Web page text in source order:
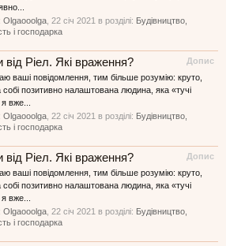
Olgaooolga 22 січ 2021 в розділі: Будівництво,
і господарка
Допис
Ріел. Які враження?
ваші повідомлення, тим більше розумію: круто,
собі позитивно налаштована людина, яка «тучі
вже...
Olgaooolga 22 січ 2021 в розділі: Будівництво,
і господарка
Допис
Ріел. Які враження?
ваші повідомлення, тим більше розумію: круто,
собі позитивно налаштована людина, яка «тучі
вже...
Olgaooolga 22 січ 2021 в розділі: Будівництво,
і господарка